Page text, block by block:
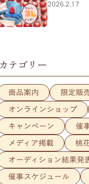
2026.2.17
カテゴリー
商品案内 限定販
オンラインショップ
キャンペーン 催
メディア掲載 桃
オーディション結果発
催事スケジュール